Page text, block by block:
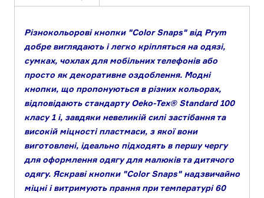
Різнокольорові кнопки "Color Snaps" від Prym
добре виглядають і легко кріпляться на одязі,
сумках, чохлах для мобільних телефонів або
просто як декоративне оздоблення. Модні
кнопки, що пропонуються в різних кольорах,
відповідають стандарту Oeko-Tex® Standard 100
класу 1 і, завдяки невеликій силі застібання та
високій міцності пластмаси, з якої вони
виготовлені, ідеально підходять в першу чергу
для оформлення одягу для малюків та дитячого
одягу. Яскраві кнопки "Color Snaps" надзвичайно
міцні і витримують прання при температурі 60